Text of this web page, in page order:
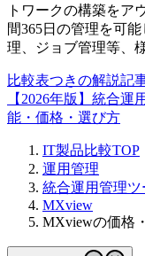
トワークの構築をア
間365日の管理を可
理、ジョブ管理等、
比較表つきの解説記
【2026年版】統合
能・価格・選び方
IT製品比較TOP
運用管理
統合運用管理ツ
MXview
MXviewの価格